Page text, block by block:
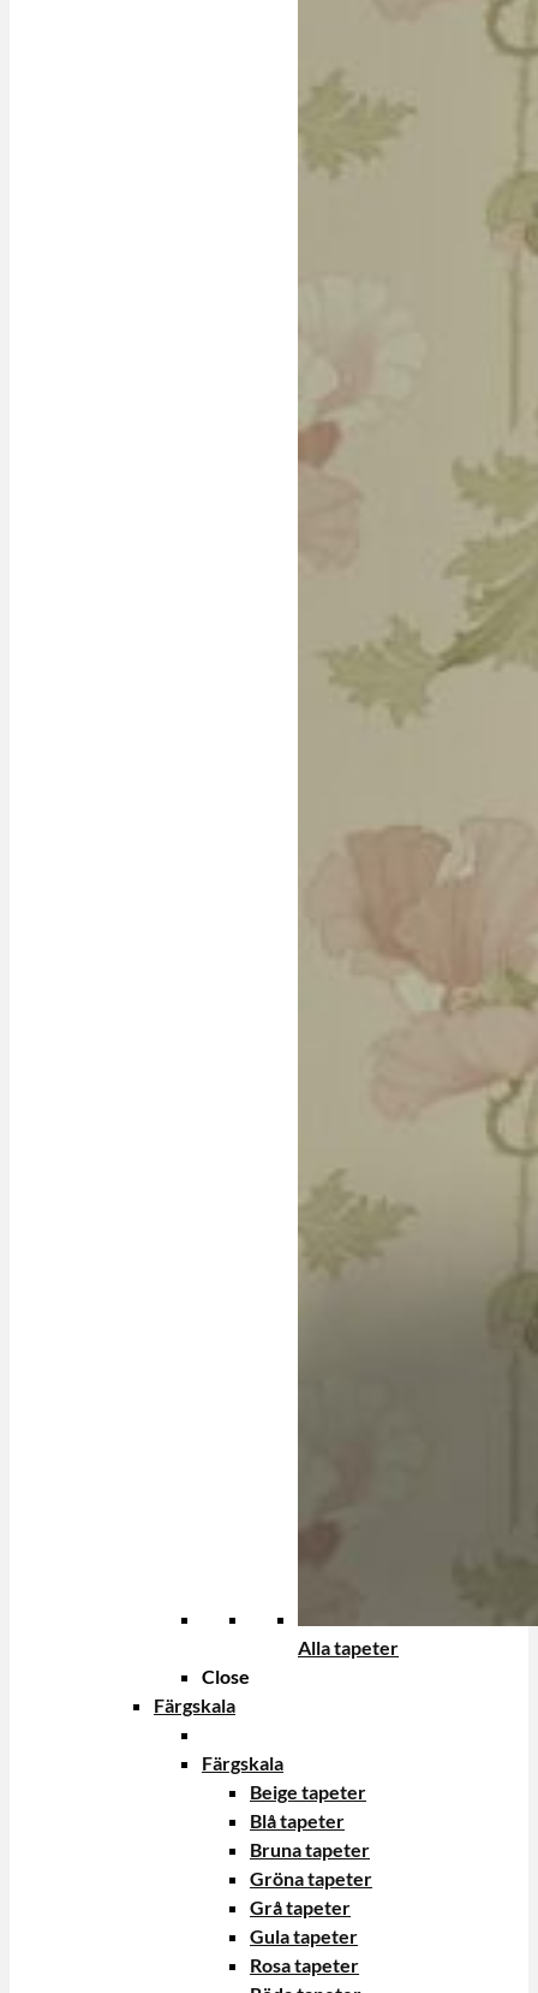
Alla tapeter
Close
Färgskala
Färgskala
Beige tapeter
Blå tapeter
Bruna tapeter
Gröna tapeter
Grå tapeter
Gula tapeter
Rosa tapeter